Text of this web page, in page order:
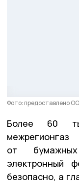
Фото: предоставлено
Более 60
от
электронный
безопасно, а